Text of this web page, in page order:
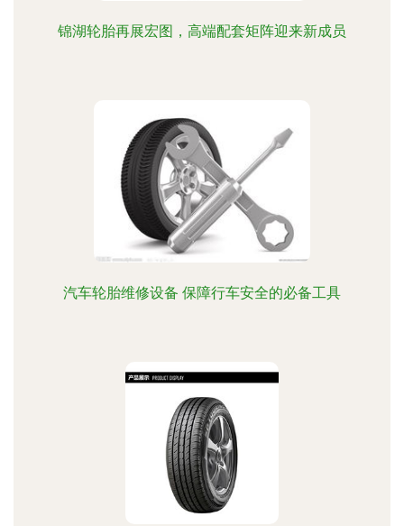
锦湖轮胎再展宏图，高端配套矩阵迎来新成员
汽车轮胎维修设备 保障行车安全的必备工具